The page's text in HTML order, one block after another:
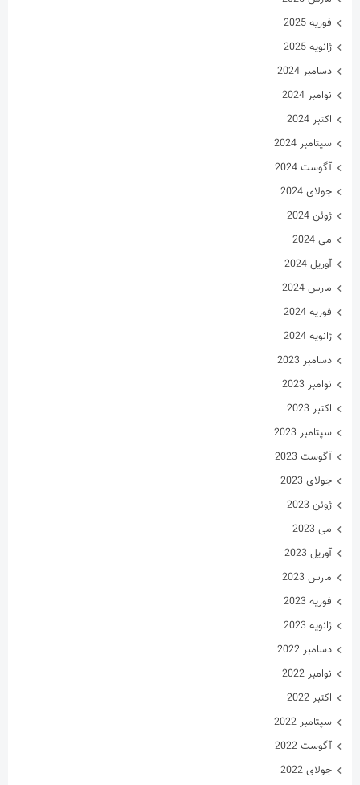
فوریه 2025
ژانویه 2025
دسامبر 2024
نوامبر 2024
اکتبر 2024
سپتامبر 2024
آگوست 2024
جولای 2024
ژوئن 2024
می 2024
آوریل 2024
مارس 2024
فوریه 2024
ژانویه 2024
دسامبر 2023
نوامبر 2023
اکتبر 2023
سپتامبر 2023
آگوست 2023
جولای 2023
ژوئن 2023
می 2023
آوریل 2023
مارس 2023
فوریه 2023
ژانویه 2023
دسامبر 2022
نوامبر 2022
اکتبر 2022
سپتامبر 2022
آگوست 2022
جولای 2022